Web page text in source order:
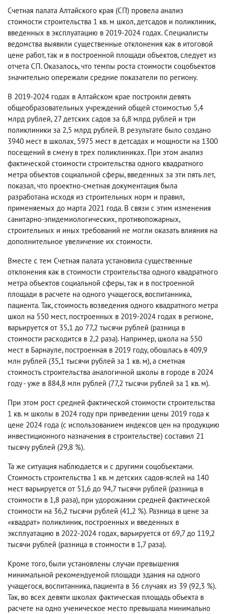
Счетная палата Алтайского края (СП) провела анализ
стоимости строительства 1 кв. м школ, детсадов и поликлиник,
введенных в эксплуатацию в 2019-2024 годах. Специалисты
ведомства выявили существенные отклонения как в итоговой
цене работ, так и в построенной площади объектов, следует из
отчета СП. Оказалось, что темпы роста стоимости соцобъектов
значительно опережали средние показатели по региону.
В 2019-2024 годах в Алтайском крае построили девять
общеобразовательных учреждений общей стоимостью 5,4
млрд рублей, 27 детских садов за 6,8 млрд рублей и три
поликлиники за 2,5 млрд рублей. В результате было создано
3940 мест в школах, 5975 мест в детсадах и мощности на 1300
посещений в смену в трех поликлиниках. При этом анализ
фактической стоимости строительства одного квадратного
метра объектов социальной сферы, введенных за эти пять лет,
показал, что проектно-сметная документация была
разработана исходя из строительных норм и правил,
применяемых до марта 2021 года. В связи с этим изменения
санитарно-эпидемиологических, противопожарных,
строительных и иных требований не могли оказать влияния на
дополнительное увеличение их стоимости.
Вместе с тем Счетная палата установила существенные
отклонения как в стоимости строительства одного квадратного
метра объектов социальной сферы, так и в построенной
площади в расчете на одного учащегося, воспитанника,
пациента. Так, стоимость возведения одного квадратного метра
школ на 550 мест, построенных в 2019-2024 годах в регионе,
варьируется от 35,1 до 77,2 тысячи рублей (разница в
стоимости расходится в 2,2 раза). Например, школа на 550
мест в Барнауле, построенная в 2019 году, обошлась в 409,9
млн рублей (35,1 тысячи рублей за 1 кв. м), а сметная
стоимость строительства аналогичной школы в городе в 2024
году - уже в 884,8 млн рублей (77,2 тысячи рублей за 1 кв. м).
При этом рост средней фактической стоимости строительства
1 кв. м школы в 2024 году при приведении цены 2019 года к
цене 2024 года (с использованием индексов цен на продукцию
инвестиционного назначения в строительстве) составил 21
тысячу рублей (29,8 %).
Та же ситуация наблюдается и с другими соцобъектами.
Стоимость строительства 1 кв. м детских садов-яслей на 140
мест варьируется от 51,6 до 94,7 тысячи рублей (разница в
стоимости в 1,8 раза), при удорожании средней фактической
стоимости на 36,2 тысячи рублей (41,2 %). Разница в цене за
«квадрат» поликлиник, построенных и введенных в
эксплуатацию в 2022-2024 годах, варьируется от 69,7 до 119,2
тысячи рублей (разница в стоимости в 1,7 раза).
Кроме того, были установлены случаи превышения
минимальной рекомендуемой площади здания на одного
учащегося, воспитанника, пациента в 36 случаях из 39 (92,3 %).
Так, во всех девяти школах фактическая площадь объекта в
расчете на одно ученическое место превышала минимально